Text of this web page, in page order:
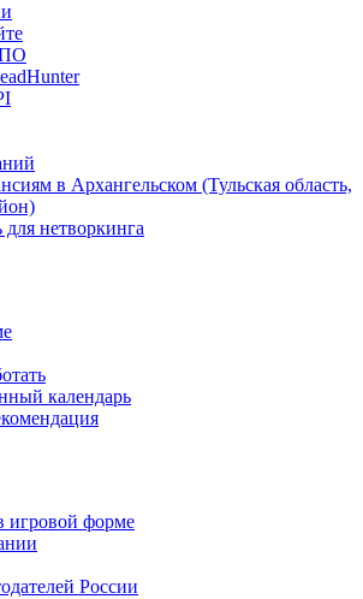
ПО
в Архангельском (Тульская область,
для нетворкинга
календарь
игровой форме
России